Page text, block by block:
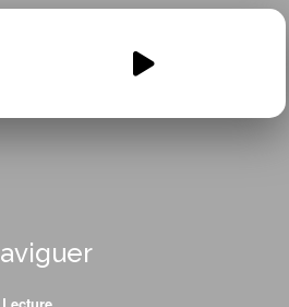
capsule-cause-des-enfants.mp3